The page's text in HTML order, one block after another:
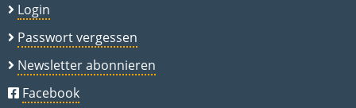
Login
Passwort vergessen
Newsletter abonnieren
Facebook